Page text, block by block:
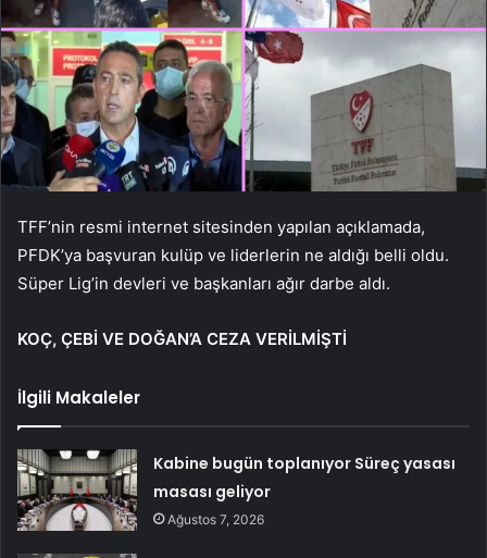
TFF’nin resmi internet sitesinden yapılan açıklamada,
PFDK’ya başvuran kulüp ve liderlerin ne aldığı belli oldu.
Süper Lig’in devleri ve başkanları ağır darbe aldı.
KOÇ, ÇEBİ VE DOĞAN’A CEZA VERİLMİŞTİ
İlgili Makaleler
Kabine bugün toplanıyor Süreç yasası
masası geliyor
Ağustos 7, 2026